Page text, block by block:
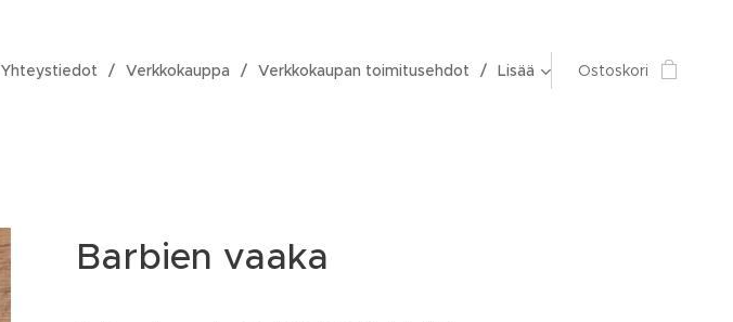
Yhteystiedot Verkkokauppa Verkkokaupan toimitusehdot Lisää Ostoskori
Barbien vaaka